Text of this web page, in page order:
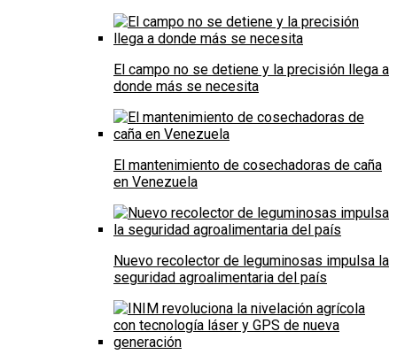
El campo no se detiene y la precisión llega a
donde más se necesita
El mantenimiento de cosechadoras de caña
en Venezuela
Nuevo recolector de leguminosas impulsa la
seguridad agroalimentaria del país